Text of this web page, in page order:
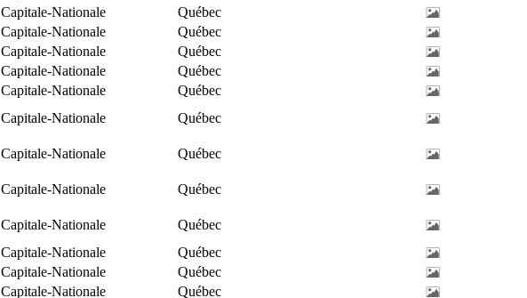
Capitale-Nationale
Québec
Capitale-Nationale
Québec
Capitale-Nationale
Québec
Capitale-Nationale
Québec
Capitale-Nationale
Québec
Capitale-Nationale
Québec
Capitale-Nationale
Québec
Capitale-Nationale
Québec
Capitale-Nationale
Québec
Capitale-Nationale
Québec
Capitale-Nationale
Québec
Capitale-Nationale Québec